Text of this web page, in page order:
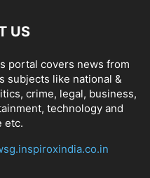
US
portal covers news from
subjects like national &
crime, legal, business,
technology and
etc.